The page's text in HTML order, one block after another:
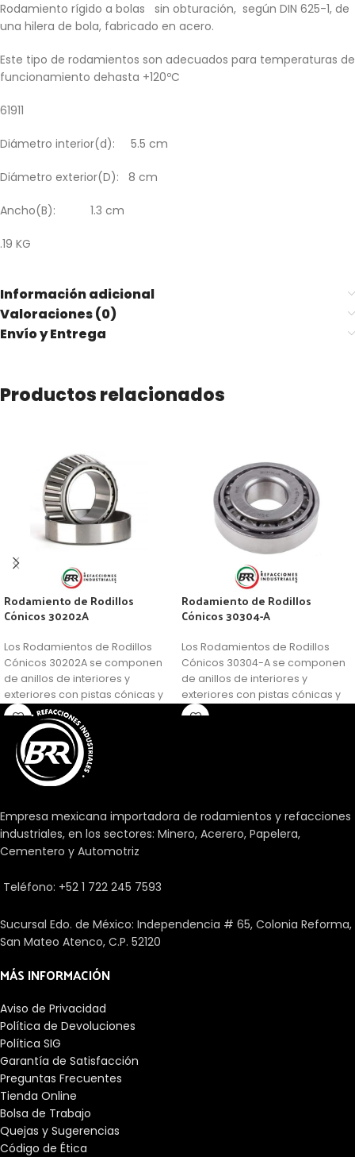
Rodamiento rígido a bolas sin obturación, según DIN 625-1, de
una hilera de bola, fabricado en acero.
Este tipo de rodamientos son adecuados para temperaturas de
funcionamiento dehasta +120ºC
61911
Diámetro interior(d): 5.5 cm
Diámetro exterior(D): 8 cm
Ancho(B): 1.3 cm
.19 KG
Información adicional
Valoraciones (0)
Envío y Entrega
Productos relacionados
Rodamiento de Rodillos
Cónicos 30202A
Los Rodamientos de Rodillos
Cónicos 30202A se componen
de anillos de interiores y
exteriores con pistas cónicas y
rodillos cónicos en una caja de
ventana. Los rodamientos
abiertos no son de retención
automática. Como resultado, el
anillo interior con los rodillos y la
caja se puede montar
rodamientos de tamaño
métrico y en pulgadas
disponibles. Los diseños con una
dimensiones en pulgadas. Para
deben utilizarse
preferiblemente rodamientos
con tamaños métricos.
Rodamiento de Rodillos
Cónicos 30304-A
Los Rodamientos de Rodillos
Cónicos 30304-A se componen
de anillos de interiores y
exteriores con pistas cónicas y
rodillos cónicos en una caja de
Empresa mexicana importadora de rodamientos y refacciones
industriales, en los sectores: Minero, Acerero, Papelera,
Cementero y Automotriz
Teléfono: +52 1 722 245 7593
Sucursal Edo. de México: Independencia # 65, Colonia Reforma,
San Mateo Atenco, C.P. 52120
MÁS INFORMACIÓN
Aviso de Privacidad
Política de Devoluciones
Política SIG
Garantía de Satisfacción
Preguntas Frecuentes
Tienda Online
Bolsa de Trabajo
Quejas y Sugerencias
Código de Ética